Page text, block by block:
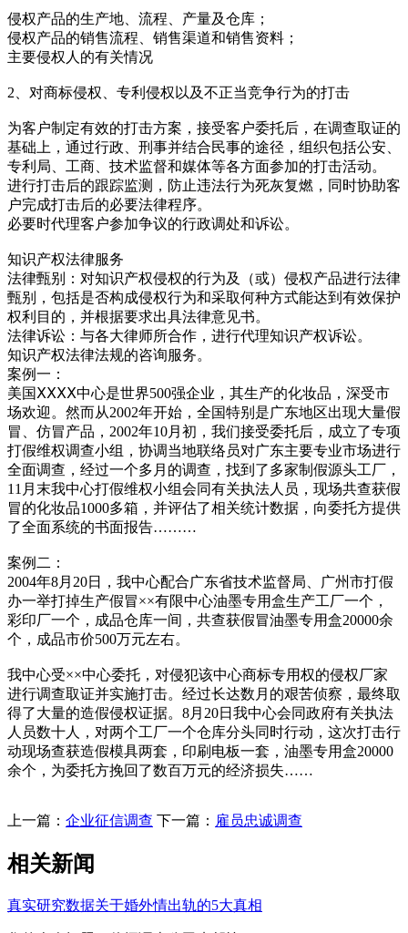
侵权产品的生产地、流程、产量及仓库；
侵权产品的销售流程、销售渠道和销售资料；
主要侵权人的有关情况
2、对商标侵权、专利侵权以及不正当竞争行为的打击
为客户制定有效的打击方案，接受客户委托后，在调查取证的
基础上，通过行政、刑事并结合民事的途径，组织包括公安、
专利局、工商、技术监督和媒体等各方面参加的打击活动。
进行打击后的跟踪监测，防止违法行为死灰复燃，同时协助客
户完成打击后的必要法律程序。
必要时代理客户参加争议的行政调处和诉讼。
知识产权法律服务
法律甄别：对知识产权侵权的行为及（或）侵权产品进行法律
甄别，包括是否构成侵权行为和采取何种方式能达到有效保护
权利目的，并根据要求出具法律意见书。
法律诉讼：与各大律师所合作，进行代理知识产权诉讼。
知识产权法律法规的咨询服务。
案例一：
美国ⅩⅩⅩⅩ中心是世界500强企业，其生产的化妆品，深受市
场欢迎。然而从2002年开始，全国特别是广东地区出现大量假
冒、仿冒产品，2002年10月初，我们接受委托后，成立了专项
打假维权调查小组，协调当地联络员对广东主要专业市场进行
全面调查，经过一个多月的调查，找到了多家制假源头工厂，
11月末我中心打假维权小组会同有关执法人员，现场共查获假
冒的化妆品1000多箱，并评估了相关统计数据，向委托方提供
了全面系统的书面报告………
案例二：
2004年8月20日，我中心配合广东省技术监督局、广州市打假
办一举打掉生产假冒××有限中心油墨专用盒生产工厂一个，
彩印厂一个，成品仓库一间，共查获假冒油墨专用盒20000余
个，成品市价500万元左右。
我中心受××中心委托，对侵犯该中心商标专用权的侵权厂家
进行调查取证并实施打击。经过长达数月的艰苦侦察，最终取
得了大量的造假侵权证据。8月20日我中心会同政府有关执法
人员数十人，对两个工厂一个仓库分头同时行动，这次打击行
动现场查获造假模具两套，印刷电板一套，油墨专用盒20000
余个，为委托方挽回了数百万元的经济损失……
上一篇： 企业征信调查 下一篇： 雇员忠诚调查
相关新闻
真实研究数据关于婚外情出轨的5大真相